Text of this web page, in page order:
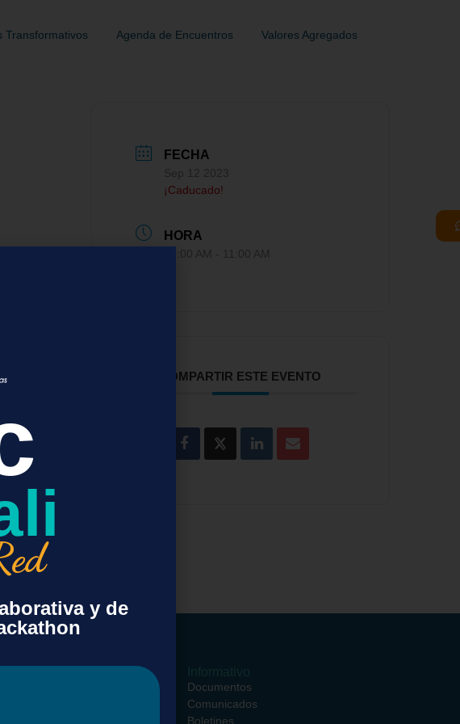
Transformativos Agenda de Encuentros Valores Agregados
FECHA
¡Caducado!
HORA
10:00 AM - 11:00 AM
COMPARTIR ESTE EVENTO
Acuerdos Transformativos
Documentos
Comunicados
Boletines
y de